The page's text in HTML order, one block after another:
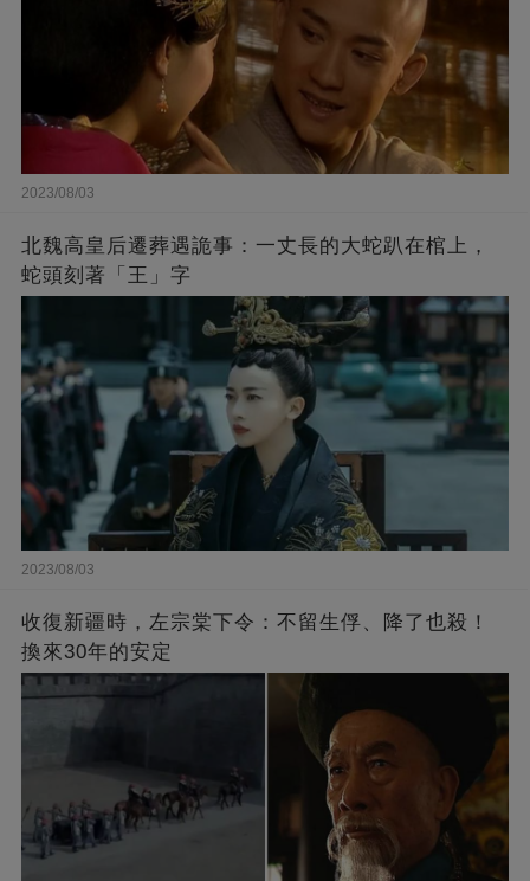
2023/08/03
北魏高皇后遷葬遇詭事：一丈長的大蛇趴在棺上，
蛇頭刻著「王」字
2023/08/03
收復新疆時，左宗棠下令：不留生俘、降了也殺！
換來30年的安定